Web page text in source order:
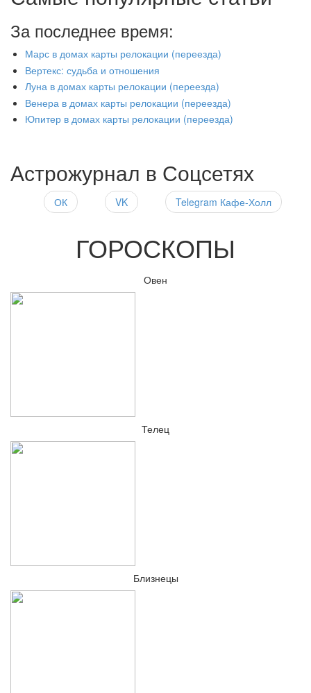
За последнее время:
Марс в домах карты релокации (переезда)
Вертекс: судьба и отношения
Луна в домах карты релокации (переезда)
Венера в домах карты релокации (переезда)
Юпитер в домах карты релокации (переезда)
Астрожурнал в Соцсетях
ОК VK Telegram Кафе-Холл
ГОРОСКОПЫ
Овен
Телец
Близнецы